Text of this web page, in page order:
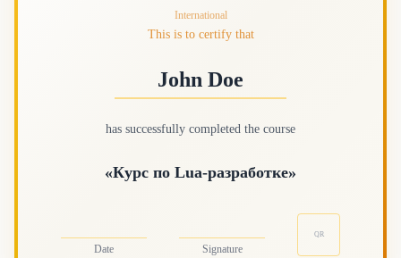
International
This is to certify that
John Doe
has successfully completed the course
«Курс по Lua-разработке»
Date Signature
QR